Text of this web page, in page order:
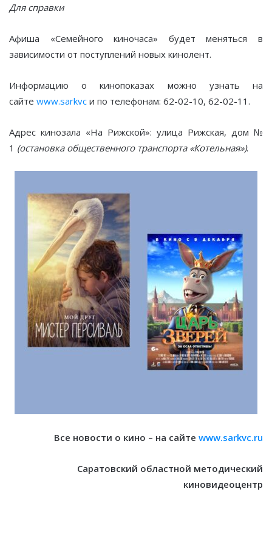
Для справки
Афиша «Семейного киночаса» будет меняться в
зависимости от поступлений новых кинолент.
Информацию о кинопоказах можно узнать на
сайте www.sarkvc и по телефонам: 62-02-10, 62-02-11.
Адрес кинозала «На Рижской»: улица Рижская, дом №
1 (остановка общественного транспорта «Котельная»).
Все новости о кино – на сайте www.sarkvc.ru
Саратовский областной методический
киновидеоцентр